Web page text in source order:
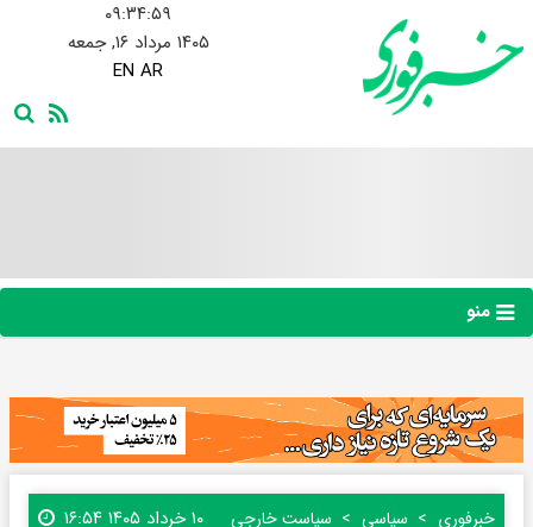
۰۹:۳۵:۰۰
۱۴۰۵ مرداد ۱۶, جمعه
EN AR
منو
خبرفوری سیاسی سیاست خارجی ۱۰ خرداد ۱۴۰۵ ۱۶:۵۴